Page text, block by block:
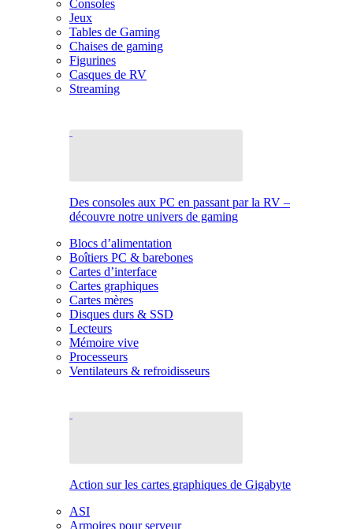
Consoles
Jeux
Tables de Gaming
Chaises de gaming
Figurines
Casques de RV
Streaming
Des consoles aux PC en passant par la RV –
découvre notre univers de gaming
Blocs d’alimentation
Boîtiers PC & barebones
Cartes d’interface
Cartes graphiques
Cartes mères
Disques durs & SSD
Lecteurs
Mémoire vive
Processeurs
Ventilateurs & refroidisseurs
Action sur les cartes graphiques de Gigabyte
ASI
Armoires pour serveur